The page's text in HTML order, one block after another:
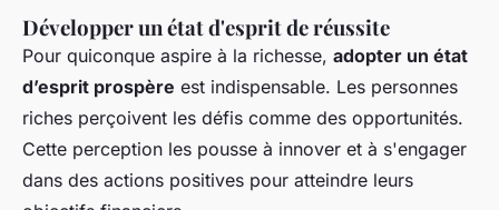
Développer un état d'esprit de réussite
Pour quiconque aspire à la richesse, adopter un état
d’esprit prospère est indispensable. Les personnes
riches perçoivent les défis comme des opportunités.
Cette perception les pousse à innover et à s'engager
dans des actions positives pour atteindre leurs